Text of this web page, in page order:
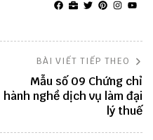
BÀI VIẾT TIẾP THEO
Mẫu số 09 Chứng chỉ
hành nghề dịch vụ làm đại
lý thuế